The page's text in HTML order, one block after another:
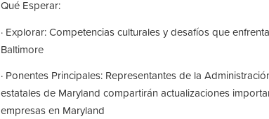
Qué Esperar:
· Explorar: Competencias culturales y desafíos que
Baltimore
· Ponentes Principales: Representantes de la
estatales de Maryland compartirán actualizaciones
empresas en Maryland